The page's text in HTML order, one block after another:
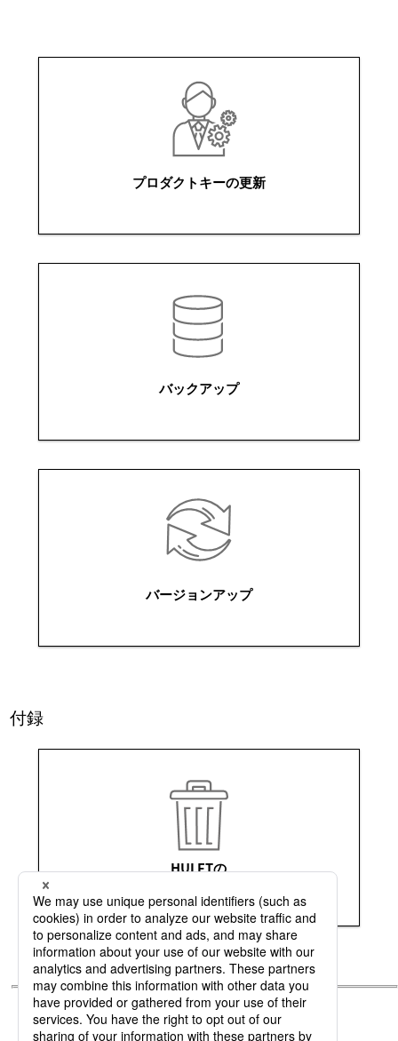
プロダクトキーの更新
バックアップ
バージョンアップ
付録
HULFTの
リリースノート